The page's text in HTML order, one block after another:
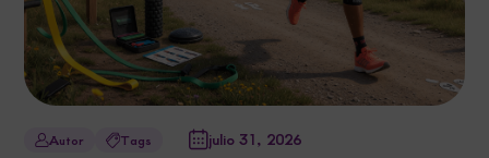
Autor Tags julio 31, 2026